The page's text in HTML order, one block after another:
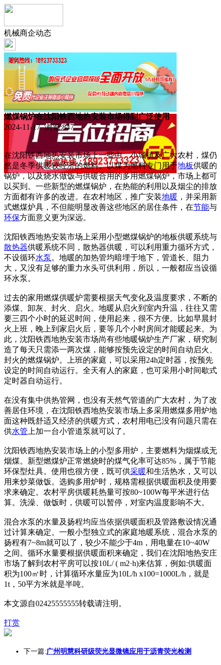
机械商企动态
燃煤锅炉在沈阳铁西地热安装市场得到广泛使用
2024-11-17 浏览:847
在沈阳铁西地热安装市场上一些中、小城镇及广大农村，煤仍
然是冬季供暖较经济的燃料。以煤为燃料专门用于地板供暖的
锅炉，以及烧水做饭与供暖合用的多用燃煤锅炉，市场上都可
以买到。一些新型的燃煤锅炉，在热能的利用以及烟尘的排放
方面都有许多的改进。在农村地区，推广安装地暖 ，并采用新
式燃煤炉具，不但能明显改善这些地区的居住条件，在节能与
环保方面意义更为深远。
沈阳铁西地热安装市场上采用小型燃煤锅炉的地板供暖系统与
散热器供暖系统不同，散热器供暖，可以利用重力循环方式，
不设循环水泵。地暖的加热管均暗埋于地下，管道长、阻力
大，又没有足够的重力水头可供利用，所以，一般都应当设循
环水泵。
过去的家用燃煤供暖炉需要根据天气变化及温度要求，不断的
添煤、卸灰、封火、启火。地暖从启火到室内升温，往往又需
要三四个小时的延迟时间，使用起来，很不方便。比如早晨封
火上班，晚上到家启火后，要等几个小时房间才能暖起来。为
此，沈阳铁西地热安装市场尚有些地暖锅炉生产厂家，研究制
造了每天只需添一两次煤，能够按预先设定的时间自动启火、
封火的燃煤锅炉。上班的家庭，可以采用24h定时器，按预先
设定的时间自动运行。全天有人的家庭，也可采用小时间歇式
定时器自动运行。
在没有集中供热管网，也没有天然气管道的广大农村，为了改
善居住环境，在沈阳铁西地热安装市场上多采用燃煤多用炉地
面这种既舒适又经济的供暖方式，农村用电已没有问题只需在
供水管 上加一台小管道泵就可以了。
沈阳铁西地热安装市场上的小型多用炉，主要燃料为烟煤或无
烟煤。新型燃煤炉正常燃烧时的煤气化率可达85%，属于节能
环保型灶具。使用也很方便，既可供采暖和生活热水，又可以
用来炒菜做饭。选购多用炉时，规格需根据供暖面积及使用要
求来确定。农村平房供暖耗热量可按80~100W每平米进行估
算。洗澡、做饭时，供暖可以暂停，对室内温度影响不大。
混合水泵的水量及扬程均应当依据供暖面积及管路敷设情况通
过计算来确定。一般小型独立式的家庭地暖系统，混合水泵的
扬程有7~8m就可以了，较少不能少于4m，用电量在10~40W
之间。循环水量要根据供暖面积来确定，我们在沈阳地热安庄
市场了解到农村平房可以按10L/ ( m2·h)来估算，例如:供暖面
积为100㎡时，计算循环水量应为10L/h x100=1000L/h，就是
1t，50平方米就是半吨。
本文源自02425555555转载请注明。
打赏
下一篇:广州明慧科研级荧光显微镜应用于沥青荧光检测